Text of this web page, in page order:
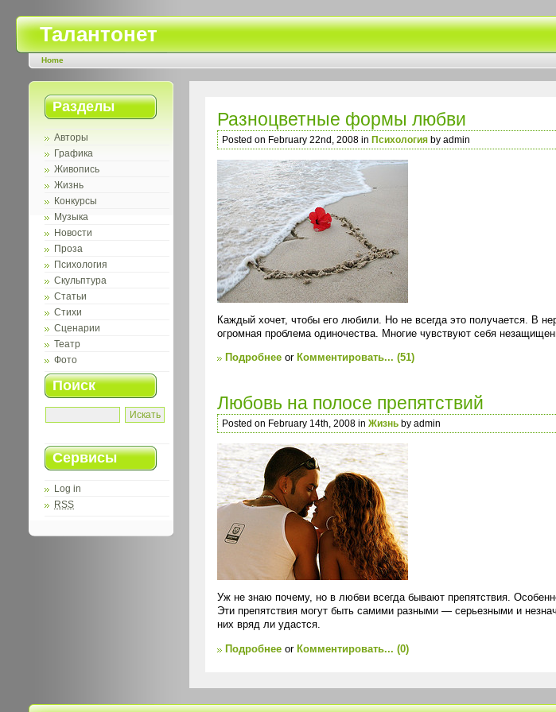
Талантонет
Home
Разделы
Авторы
Графика
Живопись
Жизнь
Конкурсы
Музыка
Новости
Проза
Психология
Скульптура
Статьи
Стихи
Сценарии
Театр
Фото
Поиск
Сервисы
Log in
RSS
Разноцветные формы любви
Posted on February 22nd, 2008 in Психология by admin
Каждый хочет, чтобы его любили. Но не всегда это получается. В
огромная проблема одиночества. Многие чувствуют себя
Подробнее or Комментировать... (51)
Любовь на полосе препятствий
Posted on February 14th, 2008 in Жизнь by admin
Уж не знаю почему, но в любви всегда бывают препятствия.
Эти препятствия могут быть самими разными — серьезными и
них вряд ли удастся.
Подробнее or Комментировать... (0)